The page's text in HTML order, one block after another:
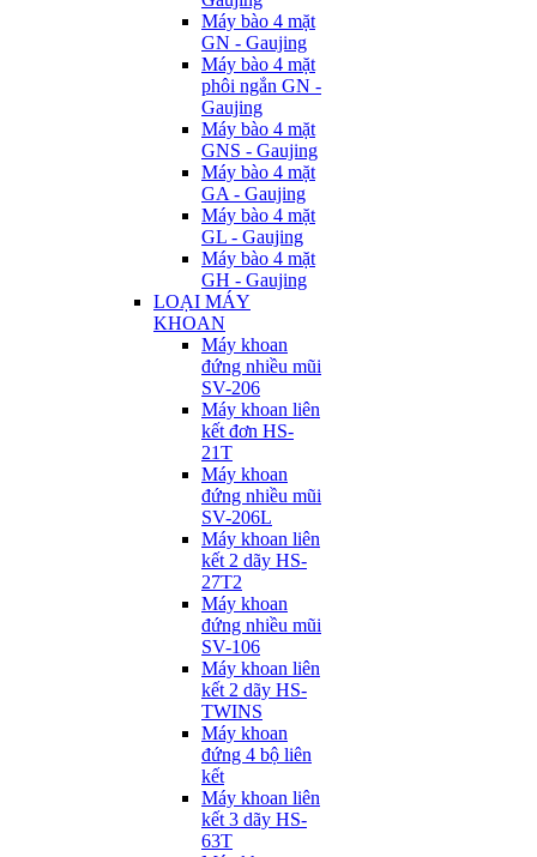
Máy bào 4 mặt
GN - Gaujing
Máy bào 4 mặt
phôi ngắn GN -
Gaujing
Máy bào 4 mặt
GNS - Gaujing
Máy bào 4 mặt
GA - Gaujing
Máy bào 4 mặt
GL - Gaujing
Máy bào 4 mặt
GH - Gaujing
LOẠI MÁY
KHOAN
Máy khoan
đứng nhiều mũi
SV-206
Máy khoan liên
kết đơn HS-
21T
Máy khoan
đứng nhiều mũi
SV-206L
Máy khoan liên
kết 2 dãy HS-
27T2
Máy khoan
đứng nhiều mũi
SV-106
Máy khoan liên
kết 2 dãy HS-
TWINS
Máy khoan
đứng 4 bộ liên
kết
Máy khoan liên
kết 3 dãy HS-
63T